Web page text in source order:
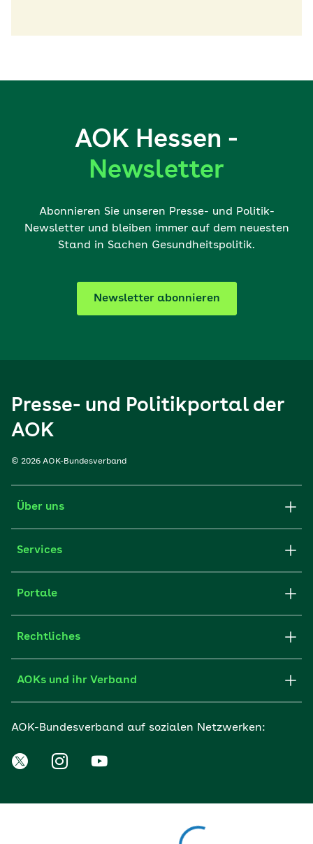
AOK Hessen -
Newsletter
Abonnieren Sie unseren Presse- und Politik-
Newsletter und bleiben immer auf dem neuesten
Stand in Sachen Gesundheitspolitik.
Newsletter abonnieren
Presse- und Politikportal der
AOK
© 2026 AOK-Bundesverband
Über uns
Services
Portale
Rechtliches
AOKs und ihr Verband
AOK-Bundesverband auf sozialen Netzwerken: